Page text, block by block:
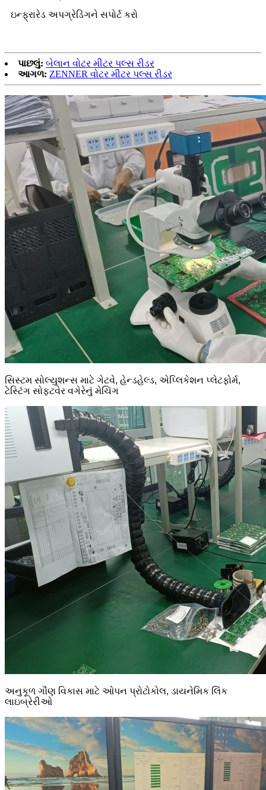
ઇન્ફ્રારેડ અપગ્રેડિંગને સપોર્ટ કરો
પાછલું: બેલાન વોટર મીટર પલ્સ રીડર
આગળ: ZENNER વોટર મીટર પલ્સ રીડર
સિસ્ટમ સોલ્યુશન્સ માટે ગેટવે, હેન્ડહેલ્ડ, એપ્લિકેશન પ્લેટફોર્મ,
ટેસ્ટિંગ સોફ્ટવેર વગેરેનું મેચિંગ
અનુકૂળ ગૌણ વિકાસ માટે ઓપન પ્રોટોકોલ, ડાયનેમિક લિંક
લાઇબ્રેરીઓ